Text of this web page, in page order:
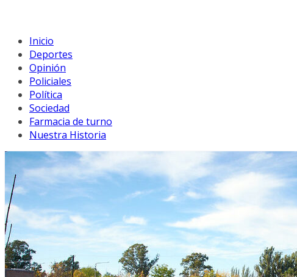
Inicio
Deportes
Opinión
Policiales
Política
Sociedad
Farmacia de turno
Nuestra Historia